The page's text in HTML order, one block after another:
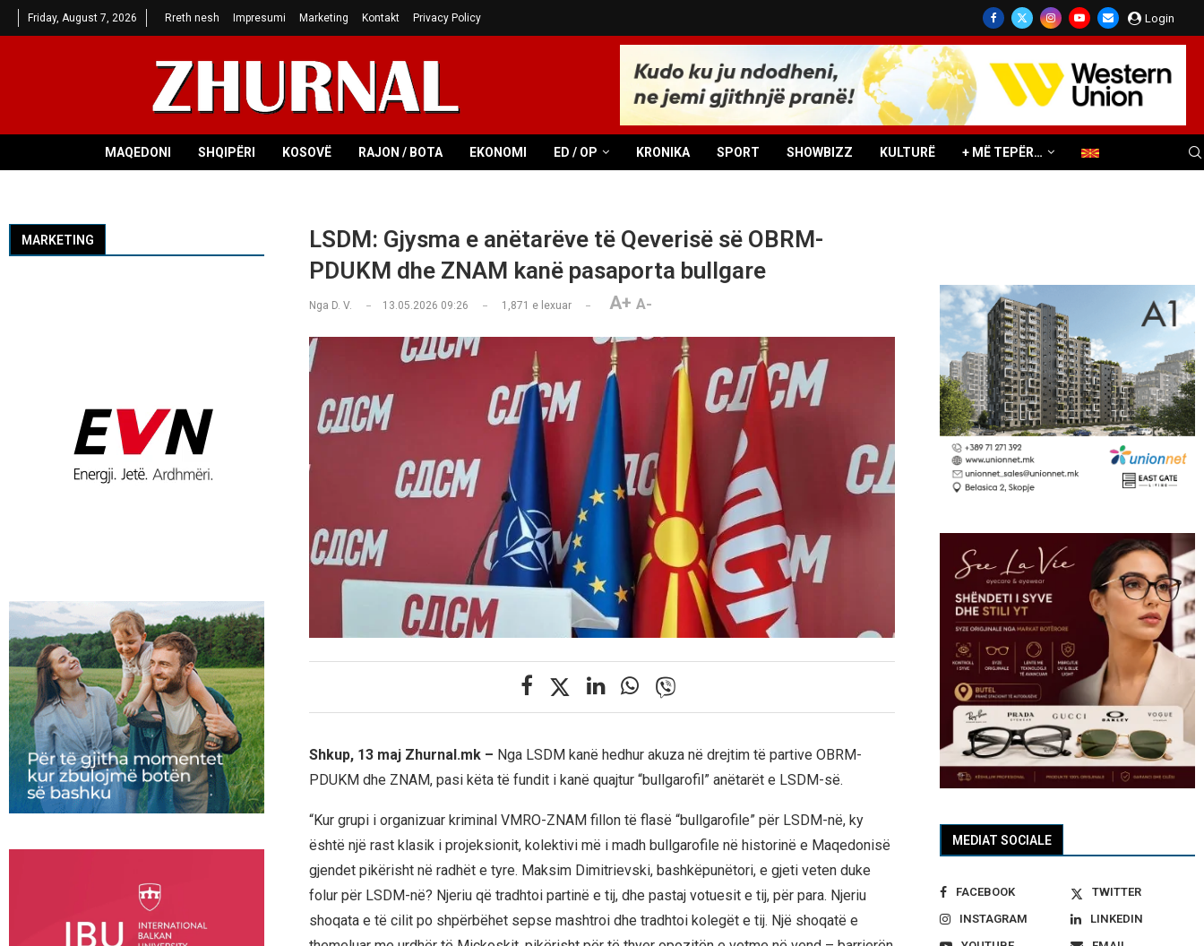
Friday, August 7, 2026 Rreth nesh Impresumi Marketing Kontakt Privacy Policy Login
MAQEDONI SHQIPËRI KOSOVË RAJON / BOTA EKONOMI ED / OP KRONIKA SPORT SHOWBIZZ KULTURË + MË TEPËR…
LSDM: Gjysma e anëtarëve të Qeverisë së OBRM-
PDUKM dhe ZNAM kanë pasaporta bullgare
Nga D. V. 13.05.2026 09:26 1,871 e lexuar A+ A-
Shkup, 13 maj Zhurnal.mk – Nga LSDM kanë hedhur akuza në drejtim të partive OBRM-
PDUKM dhe ZNAM, pasi këta të fundit i kanë quajtur “bullgarofil” anëtarët e LSDM-së.
“Kur grupi i organizuar kriminal VMRO-ZNAM fillon të flasë “bullgarofile” për LSDM-në, ky
është një rast klasik i projeksionit, kolektivi më i madh bullgarofile në historinë e Maqedonisë
gjendet pikërisht në radhët e tyre. Maksim Dimitrievski, bashkëpunëtori, e gjeti veten duke
folur për LSDM-në? Njeriu që tradhtoi partinë e tij, dhe pastaj votuesit e tij, për para. Njeriu
shoqata e të cilit po shpërbëhet sepse mashtroi dhe tradhtoi kolegët e tij. Një shoqatë e
MEDIAT SOCIALE
FACEBOOK
TWITTER
INSTAGRAM
LINKEDIN
MARKETING